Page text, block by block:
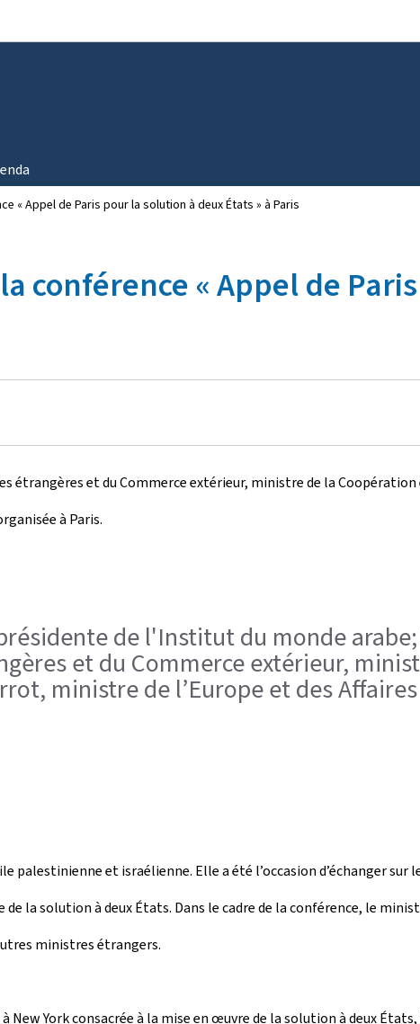
« Appel de Paris pour la solution à deux États » à Paris
conférence « Appel de
étrangères et du Commerce extérieur, ministre de la
à Paris.
de l'Institut du monde
et du Commerce extérieur,
ministre de l’Europe et des
et israélienne. Elle a été l’occasion d’échanger sur
la solution à deux États. Dans le cadre de la conférence, le
ministres étrangers.
New York consacrée à la mise en œuvre de la solution à deux